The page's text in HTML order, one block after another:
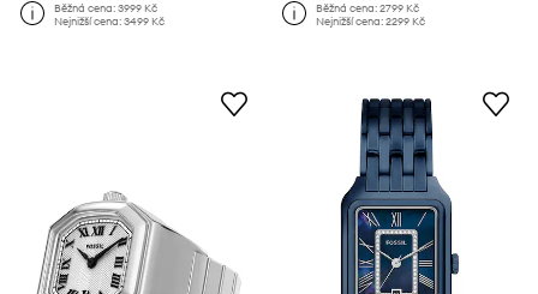
Běžná cena:3999 Kč
Nejnižší cena:3499 Kč
Běžná cena:2799 Kč
Nejnižší cena:2299 Kč